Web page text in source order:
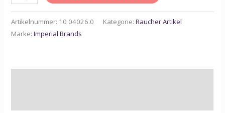
Artikelnummer: 10 04026.0 Kategorie:Raucher Artikel
Marke:Imperial Brands